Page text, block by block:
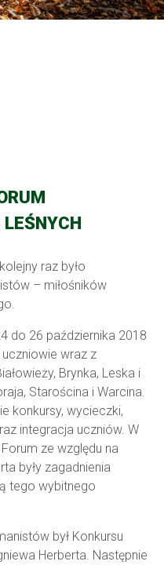
raz było
– miłośników
do 26 października 2018
wraz z
Brynka, Leska i
Starościna i Warcina.
konkursy, wycieczki,
integracja uczniów. W
ze względu na
były zagadnienia
tego wybitnego
był Konkursu
Herberta. Następnie